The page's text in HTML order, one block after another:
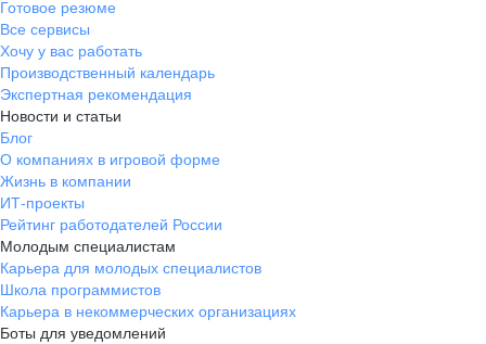
Готовое резюме
Все сервисы
Хочу у вас работать
Производственный календарь
Экспертная рекомендация
Новости и статьи
Блог
О компаниях в игровой форме
Жизнь в компании
ИТ-проекты
Рейтинг работодателей России
Молодым специалистам
Карьера для молодых специалистов
Школа программистов
Карьера в некоммерческих организациях
Боты для уведомлений